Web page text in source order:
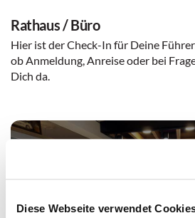
Diese Webseite verwendet
Rathaus / Büro
Hier ist der Check-In für Deine
ob Anmeldung, Anreise oder bei
Dich da.